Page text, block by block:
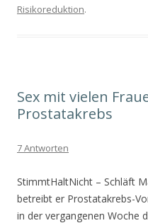
Risikoreduktion.
Sex mit vielen
Prostatakrebs
7 Antworten
StimmtHaltNicht – Schläft
betreibt er Prostatakrebs-
in der vergangenen Woche